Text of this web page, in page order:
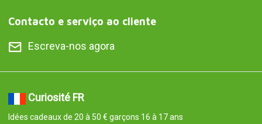
Contacto e serviço ao cliente
Escreva-nos agora
Curiosité FR
Idées cadeaux de 20 à 50 € garçons 16 à 17 ans